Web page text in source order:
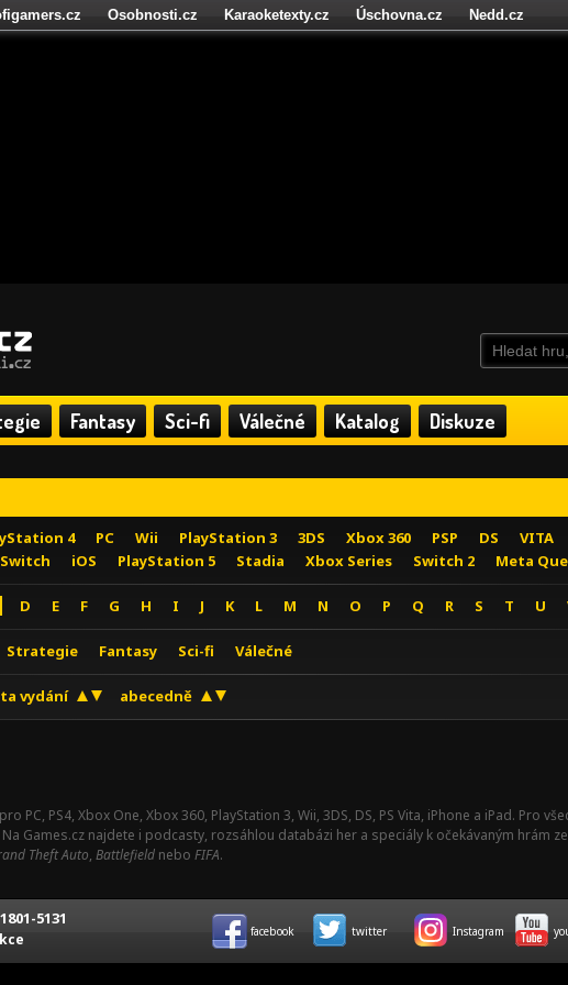
Fantasy Sci-fi Válečné Katalog Diskuze
4 PC Wii PlayStation 3 3DS Xbox 360 PSP DS VITA
Switch iOS PlayStation 5 Stadia Xbox Series Switch 2 Meta
D E F G H I J K L M N O P Q R S T U
Strategie Fantasy Sci-fi Válečné
vydání abecedně
pro PC, PS4, Xbox One, Xbox 360, PlayStation 3, Wii, 3DS, DS, PS Vita, iPhone a iPad. Pro
Games.cz najdete i podcasty, rozsáhlou databázi her a speciály k očekávaným hrám
Theft Auto, Battlefield nebo FIFA.
Osobnosti.cz Karaoketexty.cz Úschovna.cz
Nedd.cz
5131
facebook twitter Instagram